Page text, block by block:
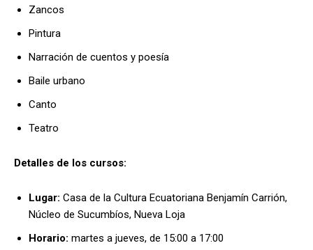
Zancos
Pintura
Narración de cuentos y poesía
Baile urbano
Canto
Teatro
Detalles de los cursos:
Lugar: Casa de la Cultura Ecuatoriana Benjamín Carrión,
Núcleo de Sucumbíos, Nueva Loja
Horario: martes a jueves, de 15:00 a 17:00